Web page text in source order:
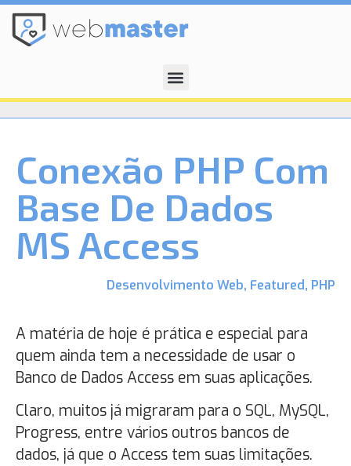
Conexão PHP Com
Base De Dados
MS Access
Desenvolvimento Web, Featured, PHP
A matéria de hoje é prática e especial para
quem ainda tem a necessidade de usar o
Banco de Dados Access em suas aplicações.
Claro, muitos já migraram para o SQL, MySQL,
Progress, entre vários outros bancos de
dados, já que o Access tem suas limitações.